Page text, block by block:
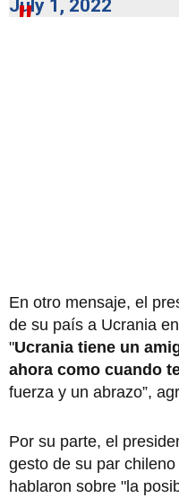
July 1, 2022
En otro mensaje, el
de su país a Ucrania
"Ucrania tiene un
ahora como cuando
fuerza y un abrazo”,
Por su parte, el
gesto de su par
hablaron sobre "la